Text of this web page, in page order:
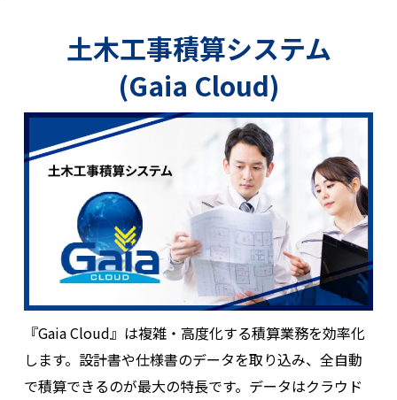
土木工事積算システム
(Gaia Cloud)
『Gaia Cloud』は複雑・高度化する積算業務を効率化
します。 設計書や仕様書のデータを取り込み、全自動
で積算できるのが最大の特長です。 データはクラウド